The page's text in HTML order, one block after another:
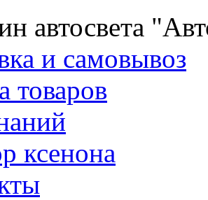
автосвета
и самовывоз
товаров
ксенона